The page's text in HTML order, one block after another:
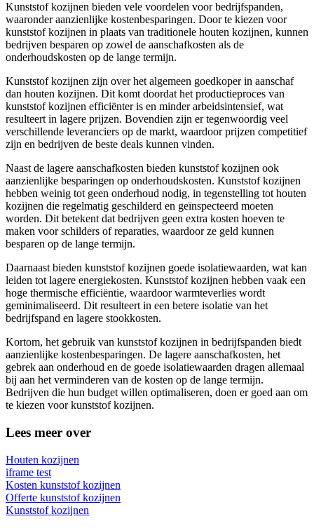
Kunststof kozijnen bieden vele voordelen voor bedrijfspanden,
waaronder aanzienlijke kostenbesparingen. Door te kiezen voor
kunststof kozijnen in plaats van traditionele houten kozijnen, kunnen
bedrijven besparen op zowel de aanschafkosten als de
onderhoudskosten op de lange termijn.
Kunststof kozijnen zijn over het algemeen goedkoper in aanschaf
dan houten kozijnen. Dit komt doordat het productieproces van
kunststof kozijnen efficiënter is en minder arbeidsintensief, wat
resulteert in lagere prijzen. Bovendien zijn er tegenwoordig veel
verschillende leveranciers op de markt, waardoor prijzen competitief
zijn en bedrijven de beste deals kunnen vinden.
Naast de lagere aanschafkosten bieden kunststof kozijnen ook
aanzienlijke besparingen op onderhoudskosten. Kunststof kozijnen
hebben weinig tot geen onderhoud nodig, in tegenstelling tot houten
kozijnen die regelmatig geschilderd en geïnspecteerd moeten
worden. Dit betekent dat bedrijven geen extra kosten hoeven te
maken voor schilders of reparaties, waardoor ze geld kunnen
besparen op de lange termijn.
Daarnaast bieden kunststof kozijnen goede isolatiewaarden, wat kan
leiden tot lagere energiekosten. Kunststof kozijnen hebben vaak een
hoge thermische efficiëntie, waardoor warmteverlies wordt
geminimaliseerd. Dit resulteert in een betere isolatie van het
bedrijfspand en lagere stookkosten.
Kortom, het gebruik van kunststof kozijnen in bedrijfspanden biedt
aanzienlijke kostenbesparingen. De lagere aanschafkosten, het
gebrek aan onderhoud en de goede isolatiewaarden dragen allemaal
bij aan het verminderen van de kosten op de lange termijn.
Bedrijven die hun budget willen optimaliseren, doen er goed aan om
te kiezen voor kunststof kozijnen.
Lees meer over
Houten kozijnen
iframe test
Kosten kunststof kozijnen
Offerte kunststof kozijnen
Kunststof kozijnen